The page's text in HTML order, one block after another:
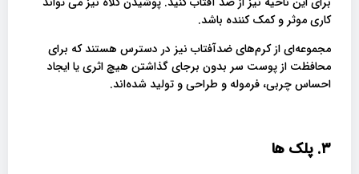
کاری موثر و کمک کننده باشد.
مجموعه‌ای از کرم‌های ضدآفتاب نیز در دسترس هستند که برای
محافظت از پوست سر بدون برجای گذاشتن هیچ اثری یا ایجاد
احساس چربی، فرموله و طراحی و تولید شده‌اند.
۳. پلک ها